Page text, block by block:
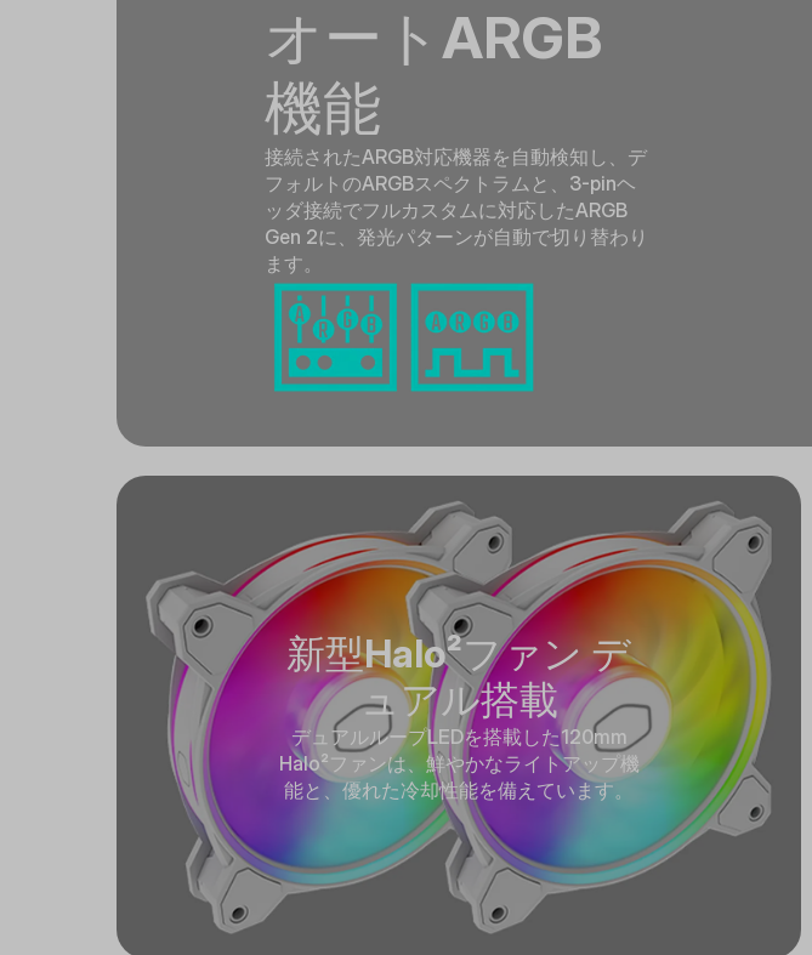
オートARGB
機能
接続されたARGB対応機器を自動検知し、デ
フォルトのARGBスペクトラムと、3-pinヘ
ッダ接続でフルカスタムに対応したARGB
Gen 2に、発光パターンが自動で切り替わり
ます。
新型Halo²ファン デ
ュアル搭載
デュアルループLEDを搭載した120mm
Halo²ファンは、鮮やかなライトアップ機
能と、優れた冷却性能を備えています。